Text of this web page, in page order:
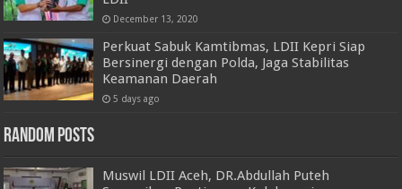
December 13, 2020
Perkuat Sabuk Kamtibmas, LDII Kepri Siap
Bersinergi dengan Polda, Jaga Stabilitas
Keamanan Daerah
5 days ago
Random Posts
Muswil LDII Aceh, DR.Abdullah Puteh